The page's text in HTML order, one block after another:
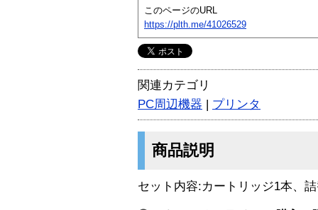
このページのURL
https://plth.me/41026529
関連カテゴリ
PC周辺機器 | プリンタ
商品説明
セット内容:カートリッジ1本、